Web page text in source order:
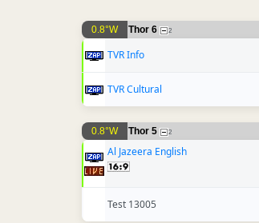
0.8°W Thor 6 2
TVR Info
TVR Cultural
0.8°W Thor 5 2
Al Jazeera English
Test 13005